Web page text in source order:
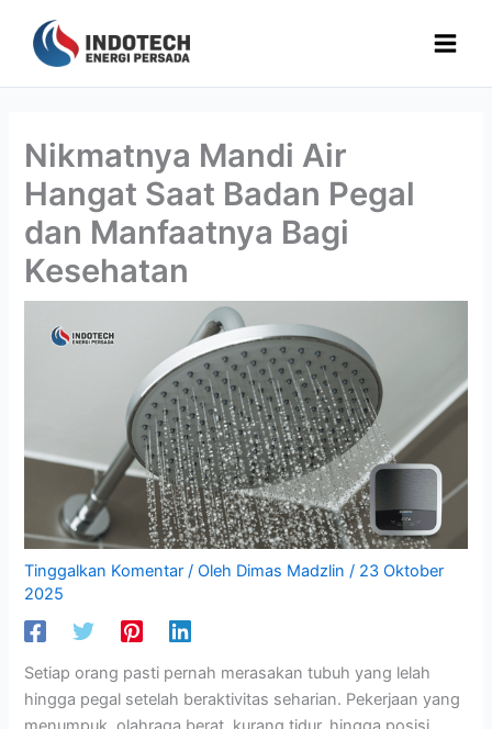
konten
Nikmatnya Mandi Air
Hangat Saat Badan Pegal
dan Manfaatnya Bagi
Kesehatan
Tinggalkan Komentar / Oleh Dimas Madzlin/ 23 Oktober
2025
Setiap orang pasti pernah merasakan tubuh yang lelah
hingga pegal setelah beraktivitas seharian. Pekerjaan yang